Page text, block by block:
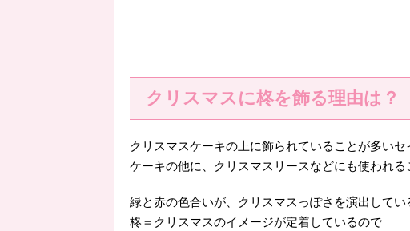
クリスマスに柊を飾る理由は？
クリスマスケーキの上に飾られていることが多いセ
ケーキの他に、クリスマスリースなどにも使われる
緑と赤の色合いが、クリスマスっぽさを演出してい
柊＝クリスマスのイメージが定着しているので